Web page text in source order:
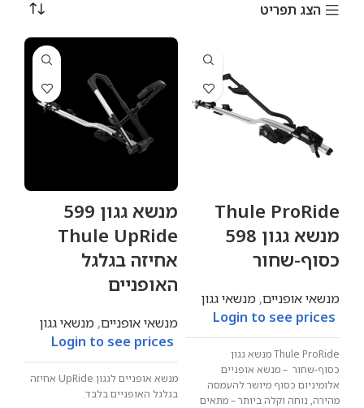
הצג תפריט
Thule ProRide
מנשא גגון 598
כסוף-שחור
מנשאי אופניים, מנשאי גגון
Login to see prices
Thule ProRide מנשא גגון
כסוף-שחור – מנשא אופניים
אלומיניום כסוף מיושר להעמסה
מהירה, נוחה וקלה ביותר – מתאים
מנשא גגון 599
Thule UpRide
אחיזה בגלגל
האופניים
מנשאי אופניים, מנשאי גגון
Login to see prices
מנשא אופניים לגגון UpRide אחיזה
בגלגל האופניים בלבד.